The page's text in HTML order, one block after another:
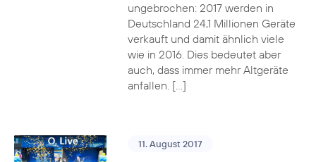
ungebrochen: 2017 werden in
Deutschland 24,1 Millionen Geräte
verkauft und damit ähnlich viele
wie in 2016. Dies bedeutet aber
auch, dass immer mehr Altgeräte
anfallen. […]
11. August 2017